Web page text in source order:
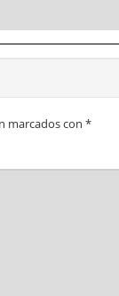
marcados con *